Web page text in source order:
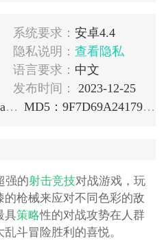
系统要求： 安卓4.4
隐私说明： 查看隐私
语言要求： 中文
发布时间：
2023-12-25
包名：com.kob.paintbrawl3d
MD5：9F7D69A24179A655345213ADD7C1CF61
强的射击竞技对战游戏，玩
枪械来应对不同色彩的敌
具策略性的对战攻势在人群
斗冒险胜利的喜悦。